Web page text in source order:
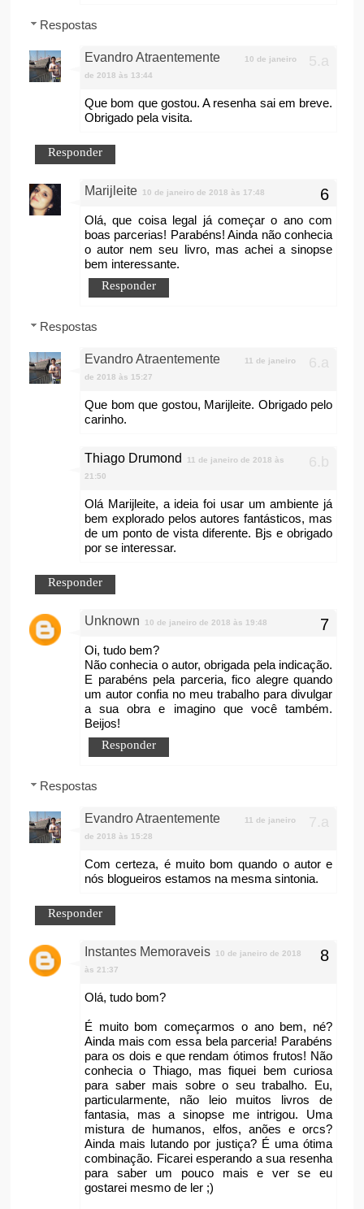
Respostas
Evandro Atraentemente
10 de janeiro
de 2018 às 13:44
Que bom que gostou. A resenha sai em breve.
Obrigado pela visita.
Responder
Marijleite 10 de janeiro de 2018 às 17:48
Olá, que coisa legal já começar o ano com
boas parcerias! Parabéns! Ainda não conhecia
o autor nem seu livro, mas achei a sinopse
bem interessante.
Responder
Respostas
Evandro Atraentemente
11 de janeiro
de 2018 às 15:27
Que bom que gostou, Marijleite. Obrigado pelo
carinho.
Thiago Drumond
11 de janeiro de 2018 às
21:50
Olá Marijleite, a ideia foi usar um ambiente já
bem explorado pelos autores fantásticos, mas
de um ponto de vista diferente. Bjs e obrigado
por se interessar.
Responder
Unknown 10 de janeiro de 2018 às 19:48
Oi, tudo bem?
Não conhecia o autor, obrigada pela indicação.
E parabéns pela parceria, fico alegre quando
um autor confia no meu trabalho para divulgar
a sua obra e imagino que você também.
Beijos!
Responder
Respostas
Evandro Atraentemente
11 de janeiro
de 2018 às 15:28
Com certeza, é muito bom quando o autor e
nós blogueiros estamos na mesma sintonia.
Responder
Instantes Memoraveis
10 de janeiro de 2018
às 21:37
Olá, tudo bom?
É muito bom começarmos o ano bem, né?
Ainda mais com essa bela parceria! Parabéns
para os dois e que rendam ótimos frutos! Não
conhecia o Thiago, mas fiquei bem curiosa
para saber mais sobre o seu trabalho. Eu,
particularmente, não leio muitos livros de
fantasia, mas a sinopse me intrigou. Uma
mistura de humanos, elfos, anões e orcs?
Ainda mais lutando por justiça? É uma ótima
combinação. Ficarei esperando a sua resenha
para saber um pouco mais e ver se eu
gostarei mesmo de ler ;)